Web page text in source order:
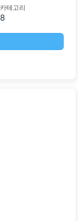
카테고리
8